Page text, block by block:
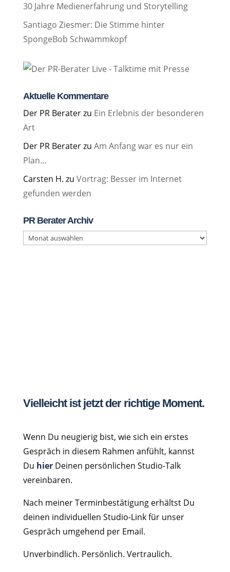
30 Jahre Medienerfahrung und Storytelling
Santiago Ziesmer: Die Stimme hinter
SpongeBob Schwammkopf
Aktuelle Kommentare
Der PR Beraterzu Ein Erlebnis der besonderen
Art
Der PR Beraterzu Am Anfang war es nur ein
Plan…
Carsten H. zu Vortrag: Besser im Internet
gefunden werden
PR Berater Archiv
PR
Vielleicht ist jetzt der richtige Moment.
Wenn Du neugierig bist, wie sich ein erstes
Gespräch in diesem Rahmen anfühlt, kannst
Du hierDeinen persönlichen Studio-Talk
vereinbaren.
Nach meiner Terminbestätigung erhältst Du
deinen individuellen Studio-Link für unser
Gespräch umgehend per Email.
Unverbindlich. Persönlich. Vertraulich.